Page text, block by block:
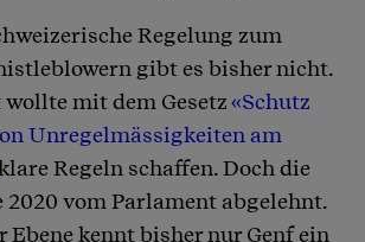
Regelung zum
gibt es bisher nicht.
mit dem Gesetz«Schutz
Unregelmässigkeiten am
Regeln schaffen. Doch die
2020 vom Parlament abgelehnt.
kennt bisher nur Genf ein